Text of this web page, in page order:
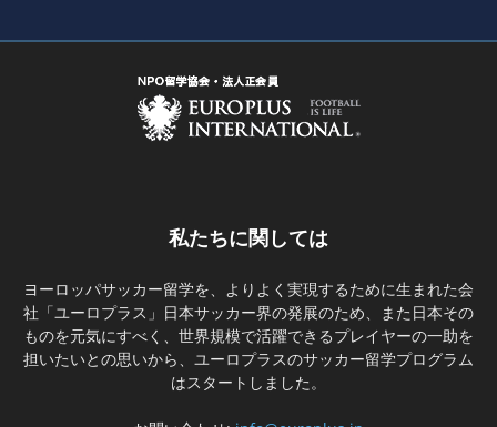
私たちに関しては
ヨーロッパサッカー留学を、よりよく実現するために生まれた会
社「ユーロプラス」日本サッカー界の発展のため、また日本その
ものを元気にすべく、世界規模で活躍できるプレイヤーの一助を
担いたいとの思いから、ユーロプラスのサッカー留学プログラム
はスタートしました。